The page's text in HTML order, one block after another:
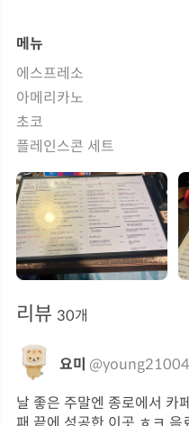
메뉴
에스프레소
아메리카노
초코
플레인스콘 세트
리뷰 30개
요미 @young21004
날 좋은 주말엔 종로에서 카